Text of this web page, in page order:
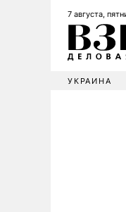
7 августа,
УКРАИНА